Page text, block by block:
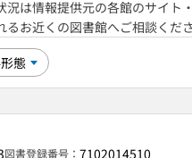
は情報提供元の各館のサイ
お近くの図書館へご相談くだ
図書登録番号： 7102014510